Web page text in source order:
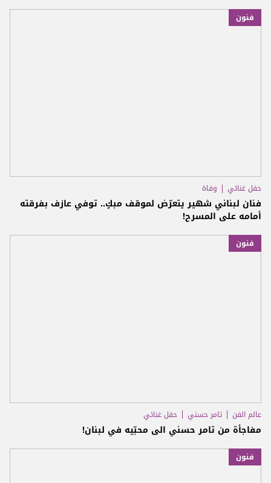
فنون
حفل غنائي وفاة
فنان لبناني شهير يتعرّض لموقف مبكٍ.. توفي عازف بفرقته
أمامه على المسرح!
فنون
عالم الفن تامر حسني حفل غنائي
مفاجأة من تامر حسني الى محبّيه في لبنان!
فنون